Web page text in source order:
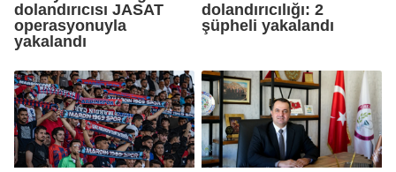
dolandırıcısı JASAT
operasyonuyla
yakalandı
dolandırıcılığı: 2
şüpheli yakalandı